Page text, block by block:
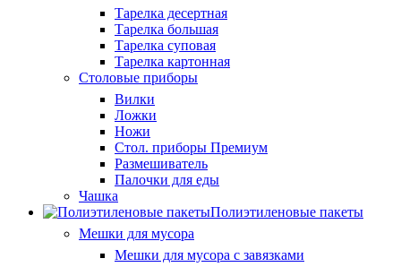
Тарелка десертная
Тарелка большая
Тарелка суповая
Тарелка картонная
Столовые приборы
Вилки
Ложки
Ножи
Стол. приборы Премиум
Размешиватель
Палочки для еды
Чашка
Полиэтиленовые пакеты
Мешки для мусора
Мешки для мусора с завязками